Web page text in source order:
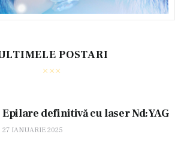
POSTARI
Epilare definitivă cu laser Nd:YAG
27 IANUARIE 2025